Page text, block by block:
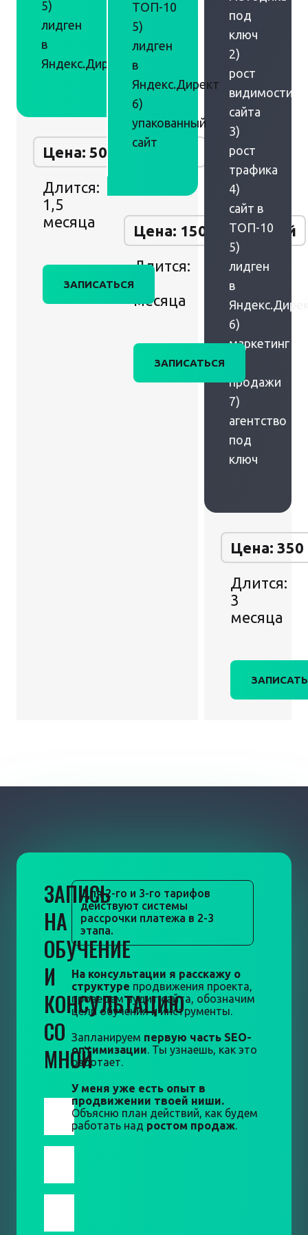
5)
лидген
в
Яндекс.Директ
Цена: 50 000 рублей
Длится:
1,5
месяца
ЗАПИСАТЬСЯ
ТОП-10
5)
лидген
в
Яндекс.Директ
6)
упакованный
сайт
Цена: 150 000 рублей
Длится:
2
месяца
ЗАПИСАТЬСЯ
под
ключ
2)
рост
видимости
сайта
3)
рост
трафика
4)
сайт в
ТОП-10
5)
лидген
в
6)
маркетинг
продажи
7)
агентство
под
ключ
Цена: 350
Длится:
3
месяца
ЗАПИСЬ
НА
ОБУЧЕНИЕ
И
КОНСУЛЬТАЦИЮ
СО
МНОЙ
Для 2-го и 3-го тарифов
действуют системы
рассрочки платежа в 2-3
этапа.
На консультации я расскажу о
структуре продвижения проекта,
проведем аудит сайта, обозначим
цели обучения и инструменты.
Запланируем первую часть SEO-
оптимизации. Ты узнаешь, как это
работает.
У меня уже есть опыт в
продвижении твоей ниши.
Объясню план действий, как будем
работать над ростом продаж.